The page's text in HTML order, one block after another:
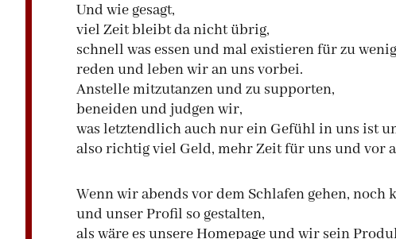
Und wie gesagt,
viel Zeit bleibt da nicht übrig,
schnell was essen und mal existieren für zu
reden und leben wir an uns vorbei.
Anstelle mitzutanzen und zu supporten,
beneiden und judgen wir,
was letztendlich auch nur ein Gefühl in uns ist
also richtig viel Geld, mehr Zeit für uns und vor
Wenn wir abends vor dem Schlafen gehen,
und unser Profil so gestalten,
als wäre es unsere Homepage und wir sein